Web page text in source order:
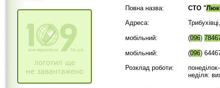
Повна назва:
СТО "
Адреса:
мобільний: (096)
мобільний: (096)
Розклад роботи:
неділя: